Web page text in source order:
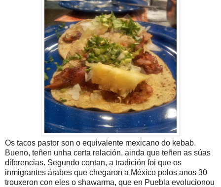
Os tacos pastor son o equivalente mexicano do kebab.
Bueno, teñen unha certa relación, ainda que teñen as súas
diferencias. Segundo contan, a tradición foi que os
inmigrantes árabes que chegaron a México polos anos 30
trouxeron con eles o shawarma, que en Puebla evolucionou